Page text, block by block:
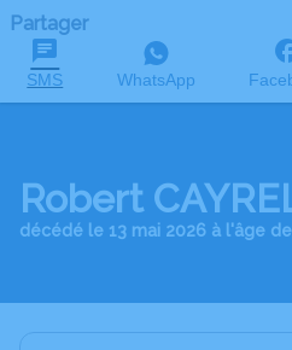
Partager
SMS WhatsApp
Robert
décédé le 13 mai 2026 à l'âge